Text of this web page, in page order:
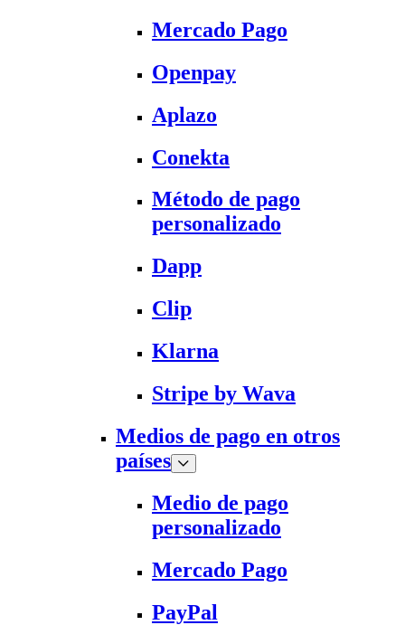
Mercado Pago
Openpay
Aplazo
Conekta
Método de pago
personalizado
Dapp
Clip
Klarna
Stripe by Wava
Medios de pago en otros
países
Medio de pago
personalizado
Mercado Pago
PayPal